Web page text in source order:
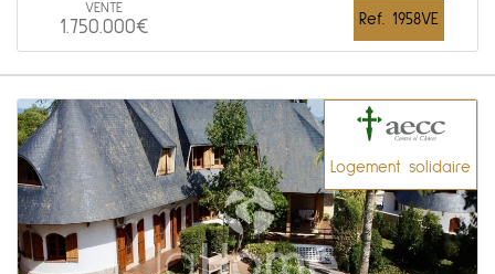
VENTE
1.750.000€ Ref. 1958VE
Logement solidaire